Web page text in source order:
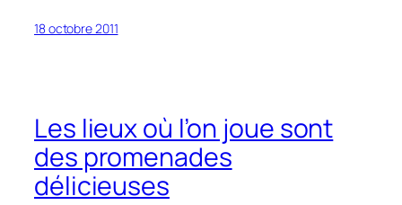
18 octobre 2011
Les lieux où l’on joue sont
des promenades
délicieuses